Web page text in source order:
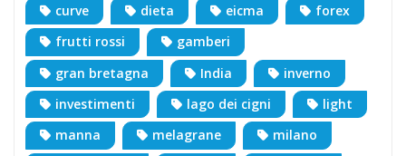
curve
dieta eicma
forex
frutti rossi
gamberi
gran bretagna
India
inverno
investimenti
lago dei cigni
light
manna
melagrane
milano